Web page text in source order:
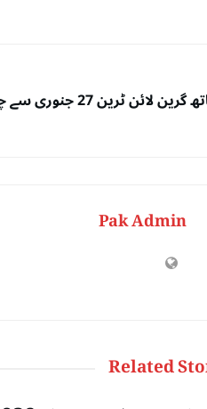
ٹرین 27 جنوری سے چلے گی
Pak Admin
Related